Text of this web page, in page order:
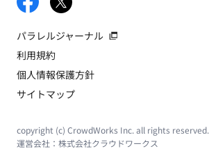
パラレルジャーナル
利用規約
個人情報保護方針
サイトマップ
copyright (c) CrowdWorks Inc. all rights reserved.
運営会社： 株式会社クラウドワークス